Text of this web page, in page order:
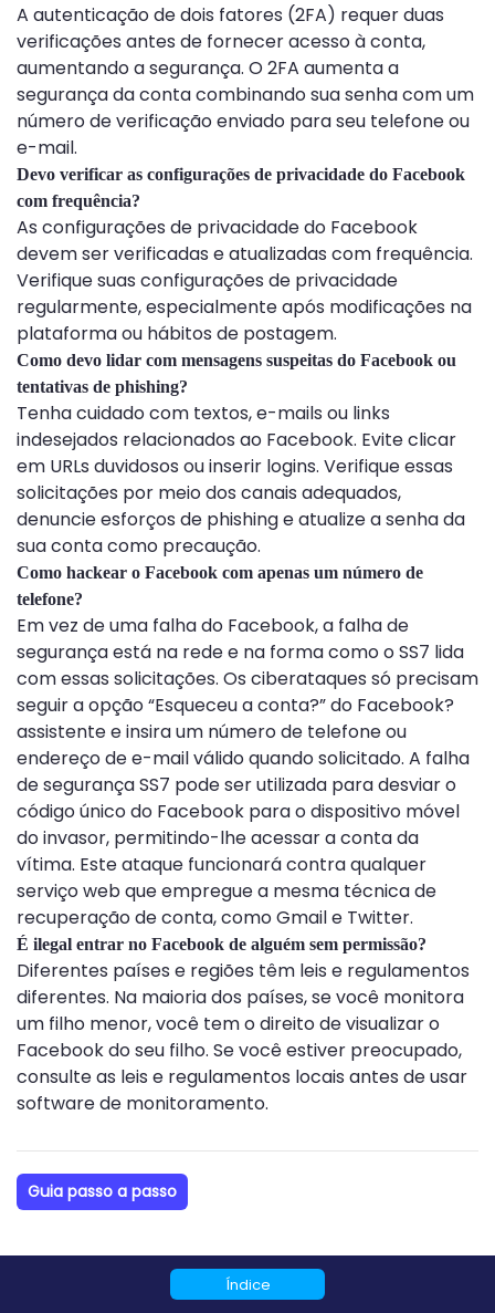
A autenticação de dois fatores (2FA) requer duas
verificações antes de fornecer acesso à conta,
aumentando a segurança. O 2FA aumenta a
segurança da conta combinando sua senha com um
número de verificação enviado para seu telefone ou
e-mail.
Devo verificar as configurações de privacidade do Facebook
com frequência?
As configurações de privacidade do Facebook
devem ser verificadas e atualizadas com frequência.
Verifique suas configurações de privacidade
regularmente, especialmente após modificações na
plataforma ou hábitos de postagem.
Como devo lidar com mensagens suspeitas do Facebook ou
tentativas de phishing?
Tenha cuidado com textos, e-mails ou links
indesejados relacionados ao Facebook. Evite clicar
em URLs duvidosos ou inserir logins. Verifique essas
solicitações por meio dos canais adequados,
denuncie esforços de phishing e atualize a senha da
sua conta como precaução.
Como hackear o Facebook com apenas um número de
telefone?
Em vez de uma falha do Facebook, a falha de
segurança está na rede e na forma como o SS7 lida
com essas solicitações. Os ciberataques só precisam
seguir a opção “Esqueceu a conta?” do Facebook?
assistente e insira um número de telefone ou
endereço de e-mail válido quando solicitado. A falha
de segurança SS7 pode ser utilizada para desviar o
código único do Facebook para o dispositivo móvel
do invasor, permitindo-lhe acessar a conta da
vítima. Este ataque funcionará contra qualquer
serviço web que empregue a mesma técnica de
recuperação de conta, como Gmail e Twitter.
É ilegal entrar no Facebook de alguém sem permissão?
Diferentes países e regiões têm leis e regulamentos
diferentes. Na maioria dos países, se você monitora
um filho menor, você tem o direito de visualizar o
Facebook do seu filho. Se você estiver preocupado,
consulte as leis e regulamentos locais antes de usar
software de monitoramento.
Guia passo a passo
Índice